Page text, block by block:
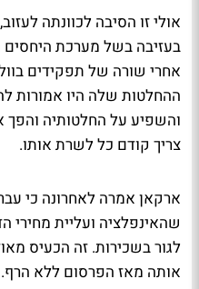
אולי זו הסיבה לכוונתה
בעזיבה בשל מערכת היחסים
אחרי שורה של תפקידים
ההחלטות שלה היו אמורות
והשפיע על החלטותיה והפך
צריך קודם כל לשרת אותו.
ארקאן אמרה לאחרונה כי
שהאינפלציה ועליית מחירי
לגור בשכירות. זה הכעיס
אותה מאז הפרסום ללא הרף.